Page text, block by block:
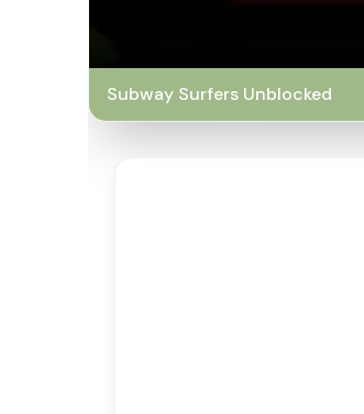
Subway Surfers Unblocked